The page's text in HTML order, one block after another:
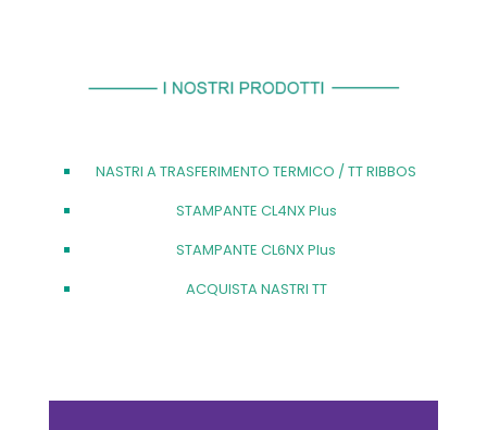
NASTRI A TRASFERIMENTO TERMICO / TT RIBBOS
STAMPANTE CL4NX Plus
STAMPANTE CL6NX Plus
ACQUISTA NASTRI TT